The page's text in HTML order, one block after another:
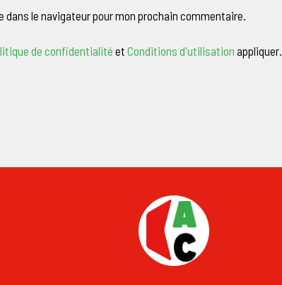
le navigateur pour mon prochain commentaire.
de confidentialité et Conditions d'utilisation appliquer.